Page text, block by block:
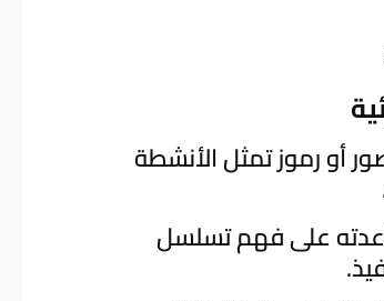
أو رموز تمثل الأنشطة
على فهم تسلسل